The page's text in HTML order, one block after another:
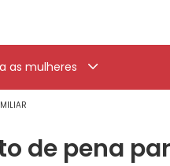
as mulheres
de pena